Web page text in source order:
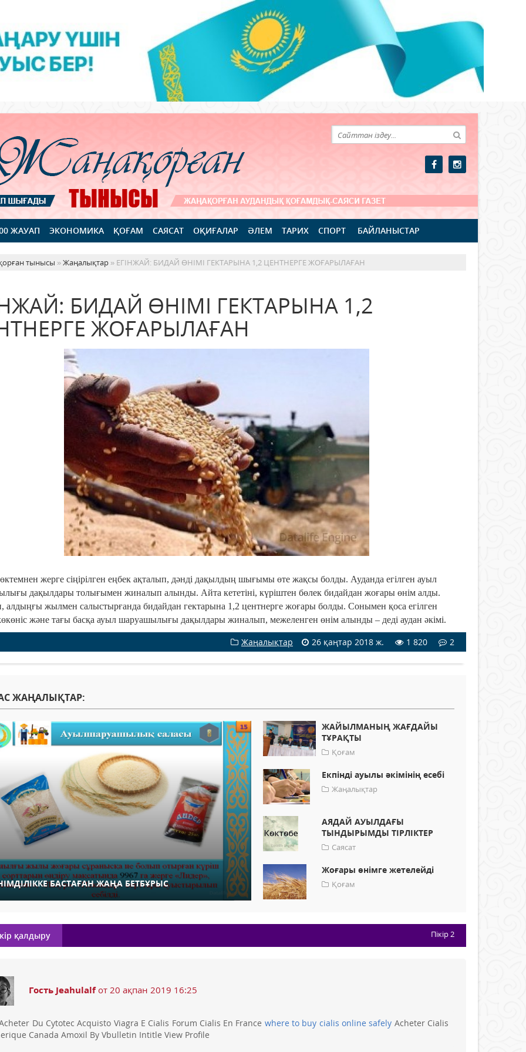
ЖАУАП ЭКОНОМИКА ҚОҒАМ САЯСАТ ОҚИҒАЛАР ӘЛЕМ ТАРИХ СПОРТ БАЙЛАНЫСТАР
тынысы »Жаңалықтар » ЕГІНЖАЙ: БИДАЙ ӨНІМІ ГЕКТАРЫНА 1,2 ЦЕНТНЕРГЕ ЖОҒАРЫЛАҒАН
БИДАЙ ӨНІМІ ГЕКТАРЫНА 1,2
ЖОҒАРЫЛАҒАН
жерге сіңірілген еңбек ақталып, дәнді дақылдың шығымы өте жақсы болды. Ауданда егілген ауыл
дақылдары толығымен жиналып алынды. Айта кететіні, күріштен бөлек бидайдан жоғары өнім алды.
алдыңғы жылмен салыстырғанда бидайдан гектарына 1,2 центнерге жоғары болды. Сонымен қоса егілген
және тағы басқа ауыл шаруашылығы дақылдары жиналып, межеленген өнім алынды – деді аудан әкімі.
Жаңалықтар 26 қаңтар 2018 ж. 1 820 2
ЖАҢАЛЫҚТАР:
БАСТАҒАН ЖАҢА БЕТБҰРЫС
ЖАЙЫЛМАНЫҢ ЖАҒДАЙЫ
ТҰРАҚТЫ
Қоғам
Екпінді ауылы әкімінің есебі
Жаңалықтар
АЯДАЙ АУЫЛДАҒЫ
ТЫНДЫРЫМДЫ ТІРЛІКТЕР
Саясат
Жоғары өнімге жетелейді
Қоғам
қалдыру Пікір2
Гость Jeahulalfот 20 ақпан 2019 16:25
Du Cytotec Acquisto Viagra E Cialis Forum Cialis En France where to buy cialis online safely Acheter Cialis
Canada Amoxil By Vbulletin Intitle View Profile